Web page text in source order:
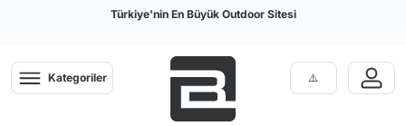
Türkiye'nin En Büyük Outdoor Sitesi
Kategoriler